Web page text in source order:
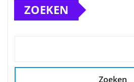
ZOEKEN
Zoeken